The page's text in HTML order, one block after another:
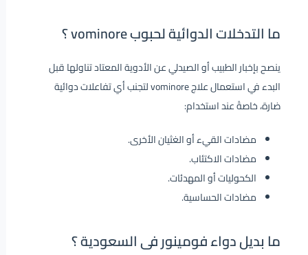
ما التدخلات الدوائية لحبوب vominore ؟
ينصح بإخبار الطبيب أو الصيدلي عن الأدوية المعتاد تناولها قبل
البدء في استعمال علاج vominore لتجنب أي تفاعلات دوائية
ضارة، خاصةً عند استخدام:
مضادات القيء أو الغثيان الأخرى.
مضادات الاكتئاب.
الكحوليات أو المهدئات.
مضادات الحساسية.
ما بديل دواء فومينور فى السعودية ؟